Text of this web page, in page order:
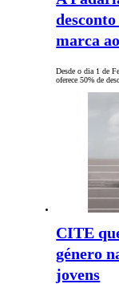
marca
Desde o dia 1 de
oferece 50% de
CITE
género
jovens